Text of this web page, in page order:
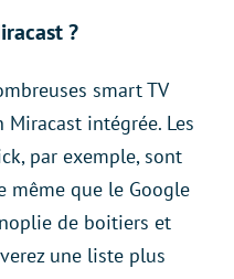
?
smart TV
intégrée. Les
par exemple, sont
même que le Google
de boitiers et
une liste plus